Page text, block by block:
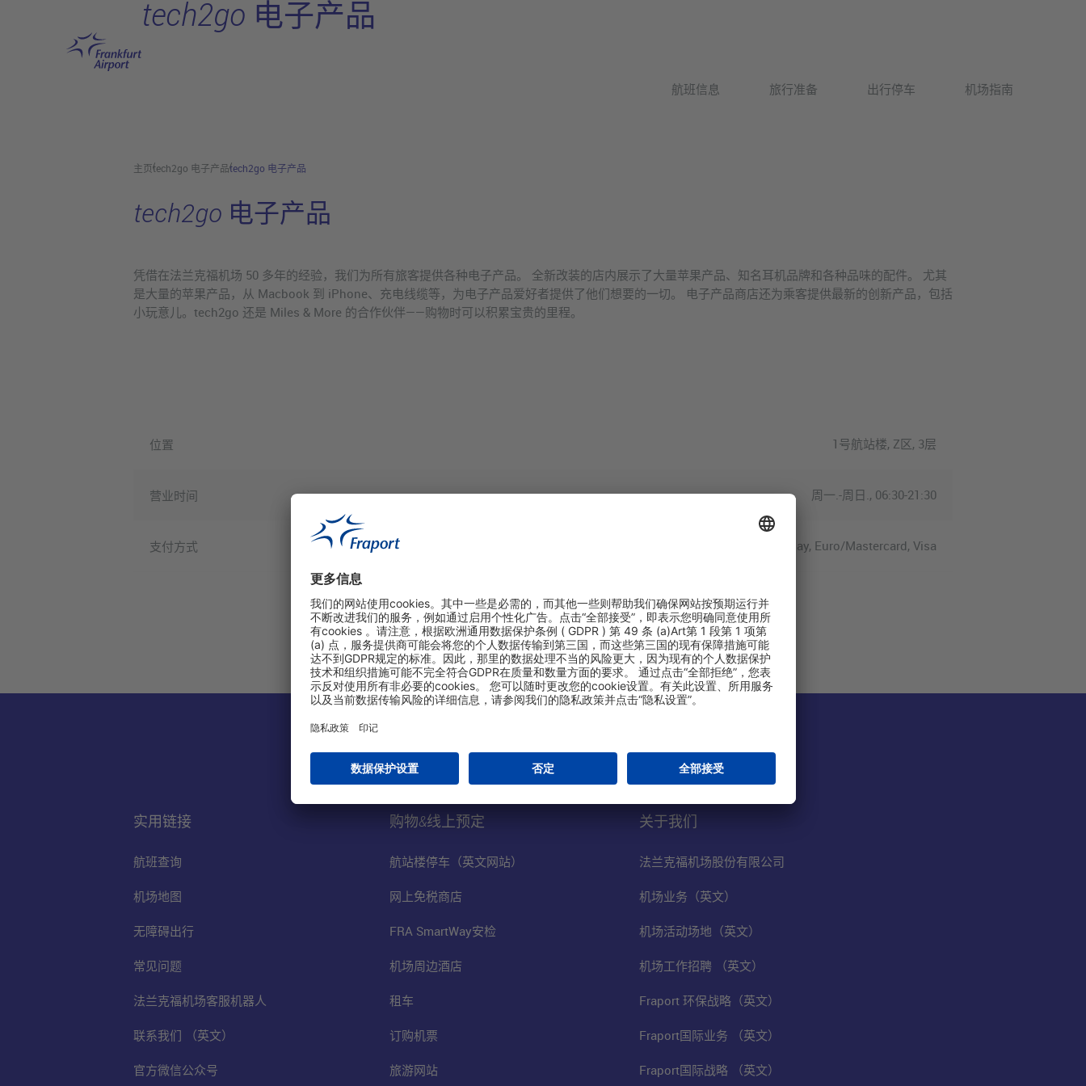
航班信息 旅行准备 出行停车 机场指南
tech2go 电子产品
主页tech2go 电子产品tech2go 电子产品
tech2go 电子产品
凭借在法兰克福机场 50 多年的经验，我们为所有旅客提供各种电子产品。 全新改装的店内展示了大量苹果产品、知名耳机品牌和各种品味的配件。 尤其
是大量的苹果产品，从 Macbook 到 iPhone、充电线缆等，为电子产品爱好者提供了他们想要的一切。 电子产品商店还为乘客提供最新的创新产品，包括
小玩意儿。tech2go 还是 Miles & More 的合作伙伴——购物时可以积累宝贵的里程。
位置 1号航站楼, Z区, 3层
营业时间 周一.-周日., 06:30-21:30
支付方式 American Express, Apple Pay, Euro/Mastercard, Visa
实用链接
航班查询
机场地图
无障碍出行
常见问题
法兰克福机场客服机器人
联系我们 （英文）
官方微信公众号
购物&线上预定
航站楼停车（英文网站）
网上免税商店
FRA SmartWay安检
机场周边酒店
租车
订购机票
旅游网站
关于我们
法兰克福机场股份有限公司
机场业务（英文）
机场活动场地（英文）
机场工作招聘 （英文）
Fraport 环保战略（英文）
Fraport国际业务 （英文）
Fraport国际战略 （英文）